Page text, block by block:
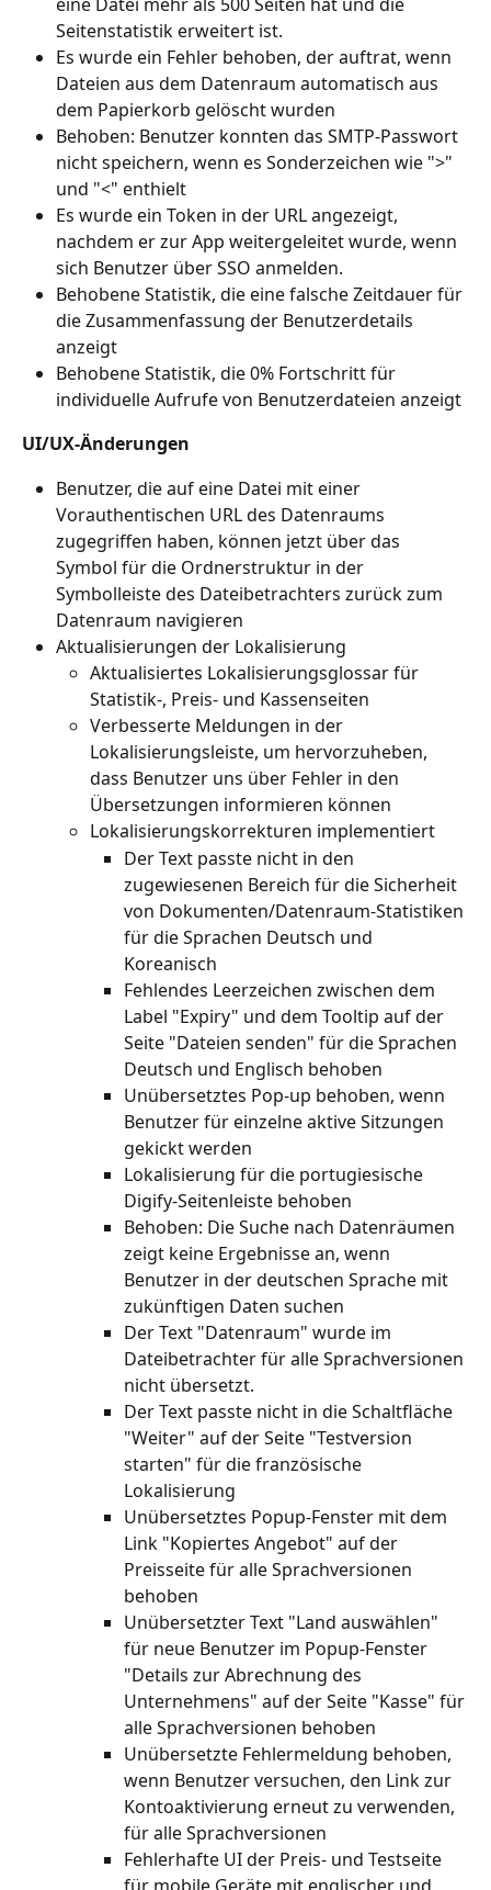
Seitenstatistik erweitert ist.
Es wurde ein Fehler behoben, der auftrat, wenn
Dateien aus dem Datenraum automatisch aus
dem Papierkorb gelöscht wurden
Behoben: Benutzer konnten das SMTP-Passwort
nicht speichern, wenn es Sonderzeichen wie ">"
und "<" enthielt
Es wurde ein Token in der URL angezeigt,
nachdem er zur App weitergeleitet wurde, wenn
sich Benutzer über SSO anmelden.
Behobene Statistik, die eine falsche Zeitdauer für
die Zusammenfassung der Benutzerdetails
anzeigt
Behobene Statistik, die 0% Fortschritt für
individuelle Aufrufe von Benutzerdateien anzeigt
UI/UX-Änderungen
Benutzer, die auf eine Datei mit einer
Vorauthentischen URL des Datenraums
zugegriffen haben, können jetzt über das
Symbol für die Ordnerstruktur in der
Symbolleiste des Dateibetrachters zurück zum
Datenraum navigieren
Aktualisierungen der Lokalisierung
Aktualisiertes Lokalisierungsglossar für
Statistik-, Preis- und Kassenseiten
Verbesserte Meldungen in der
Lokalisierungsleiste, um hervorzuheben,
dass Benutzer uns über Fehler in den
Übersetzungen informieren können
Lokalisierungskorrekturen implementiert
Der Text passte nicht in den
zugewiesenen Bereich für die Sicherheit
von Dokumenten/Datenraum-Statistiken
für die Sprachen Deutsch und
Koreanisch
Fehlendes Leerzeichen zwischen dem
Label "Expiry" und dem Tooltip auf der
Seite "Dateien senden" für die Sprachen
Deutsch und Englisch behoben
Unübersetztes Pop-up behoben, wenn
Benutzer für einzelne aktive Sitzungen
gekickt werden
Lokalisierung für die portugiesische
Digify-Seitenleiste behoben
Behoben: Die Suche nach Datenräumen
zeigt keine Ergebnisse an, wenn
Benutzer in der deutschen Sprache mit
zukünftigen Daten suchen
Der Text "Datenraum" wurde im
Dateibetrachter für alle Sprachversionen
nicht übersetzt.
Der Text passte nicht in die Schaltfläche
"Weiter" auf der Seite "Testversion
starten" für die französische
Lokalisierung
Unübersetztes Popup-Fenster mit dem
Link "Kopiertes Angebot" auf der
Preisseite für alle Sprachversionen
behoben
Unübersetzter Text "Land auswählen"
für neue Benutzer im Popup-Fenster
"Details zur Abrechnung des
Unternehmens" auf der Seite "Kasse" für
alle Sprachversionen behoben
Unübersetzte Fehlermeldung behoben,
wenn Benutzer versuchen, den Link zur
Kontoaktivierung erneut zu verwenden,
für alle Sprachversionen
Fehlerhafte UI der Preis- und Testseite